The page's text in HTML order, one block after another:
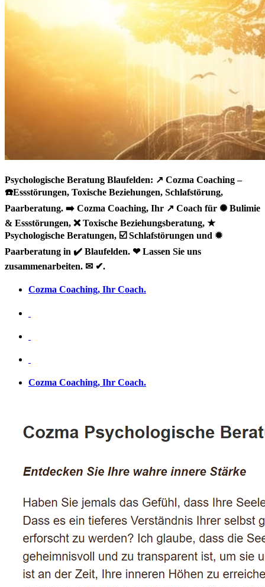
Psychologische Beratung Blaufelden: ↗️ Cozma Coaching –
☎️Essstörungen, Toxische Beziehungen, Schlafstörung,
Paarberatung. ➡️ Cozma Coaching, Ihr ↗️ Coach für ✺ Bulimie
& Essstörungen, ❌ Toxische Beziehungsberatung, ★
Psychologische Beratungen, ☑️ Schlafstörungen und ✹
Paarberatung in ✔️ Blaufelden. ❤ Lassen Sie uns
zusammenarbeiten. ✉ ✔.
Cozma Coaching, Ihr Coach.
Cozma Coaching, Ihr Coach.